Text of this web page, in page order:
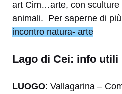
art Cim…arte, con sculture
animali. Per saperne di
incontro natura- arte
Lago di Cei: info utili
LUOGO: Vallagarina –